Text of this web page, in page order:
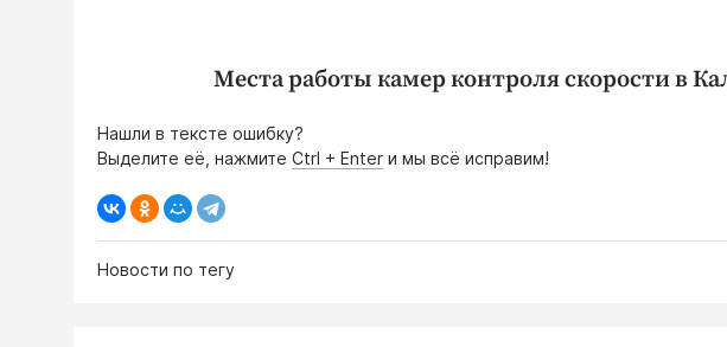
Места работы камер контроля скорости в
Нашли в тексте ошибку?
Выделите её, нажмите Ctrl + Enter и мы всё исправим!
Новости по тегу